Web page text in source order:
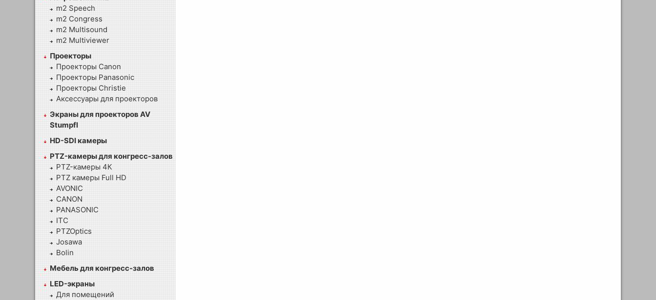
m2 Speech
m2 Congress
m2 Multisound
m2 Multiviewer
Проекторы
Проекторы Canon
Проекторы Panasonic
Проекторы Christie
Аксессуары для проекторов
Экраны для проекторов AV
Stumpfl
HD-SDI камеры
PTZ-камеры для конгресс-залов
PTZ-камеры 4К
PTZ камеры Full HD
AVONIC
CANON
PANASONIC
ITC
PTZOptics
Josawa
Bolin
Мебель для конгресс-залов
LED-экраны
Для помещений